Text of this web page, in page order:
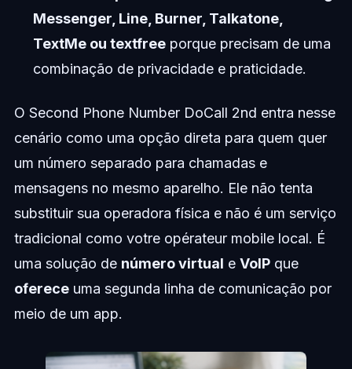
Messenger, Line, Burner, Talkatone,
TextMe ou textfreeporque precisam de uma
combinação de privacidade e praticidade.
O Second Phone Number DoCall 2nd entra nesse
cenário como uma opção direta para quem quer
um número separado para chamadas e
mensagens no mesmo aparelho. Ele não tenta
substituir sua operadora física e não é um serviço
tradicional como votre opérateur mobile local. É
uma solução de número virtual e VoIPque
ofereceuma segunda linha de comunicação por
meio de um app.